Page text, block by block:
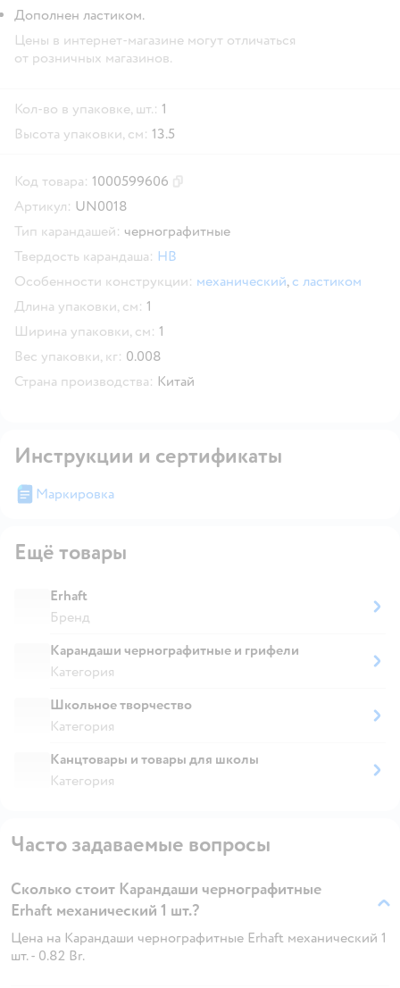
Дополнен ластиком.
Цены в интернет-магазине могут отличаться
от розничных магазинов.
Кол-во в упаковке, шт.: 1
Высота упаковки, см: 13.5
Код товара: 1000599606
Артикул: UN0018
Тип карандашей: чернографитные
Твердость карандаша: HB
Особенности конструкции: механический, с ластиком
Длина упаковки, см: 1
Ширина упаковки, см: 1
Вес упаковки, кг: 0.008
Страна производства: Китай
Инструкции и сертификаты
Маркировка
Ещё товары
Erhaft
Бренд
Карандаши чернографитные и грифели
Категория
Школьное творчество
Категория
Канцтовары и товары для школы
Категория
Часто задаваемые вопросы
Сколько стоит Карандаши чернографитные
Erhaft механический 1 шт.?
Цена на Карандаши чернографитные Erhaft механический 1
шт. - 0.82 Br.